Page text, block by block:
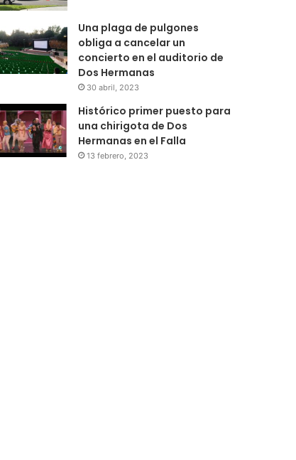
Una plaga de pulgones
obliga a cancelar un
concierto en el auditorio de
Dos Hermanas
30 abril, 2023
Histórico primer puesto para
una chirigota de Dos
Hermanas en el Falla
13 febrero, 2023